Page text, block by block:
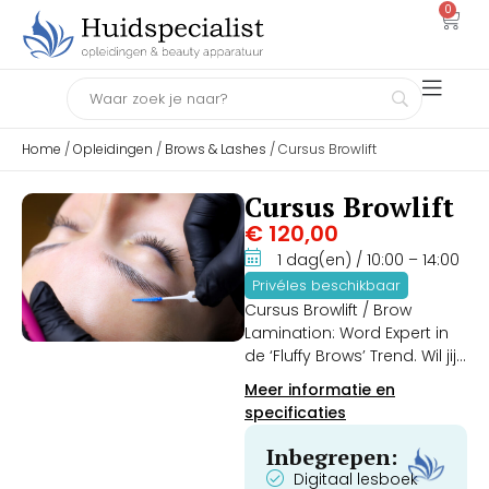
0
Home /Opleidingen / Brows & Lashes / Cursus Browlift
Cursus Browlift
€ 120,00
1 dag(en) / 10:00 – 14:00
Privéles beschikbaar
Cursus Browlift / Brow
Lamination: Word Expert in
de ‘Fluffy Brows’ Trend. Wil jij
jouw salon-aanbod
uitbreiden met een van de
snelst groeiende en meest
winstgevende beautytrends
van dit moment? De Cursus
Meer informatie en
specificaties
Inbegrepen:
Digitaal lesboek